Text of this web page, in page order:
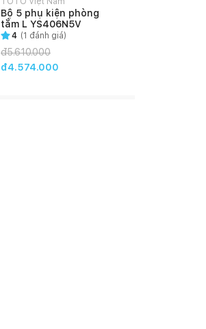
Bộ 5 phụ kiện phòng
tắm L YS406N5V
4 (1 đánh giá)
đ5.610.000
đ4.574.000